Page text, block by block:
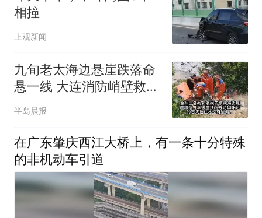
相撞
上观新闻
九旬老太海边悬崖跌落命
悬一线 大连消防峭壁救援
化险为夷
半岛晨报
在广东肇庆西江大桥上，有一条十分特殊
的非机动车引道